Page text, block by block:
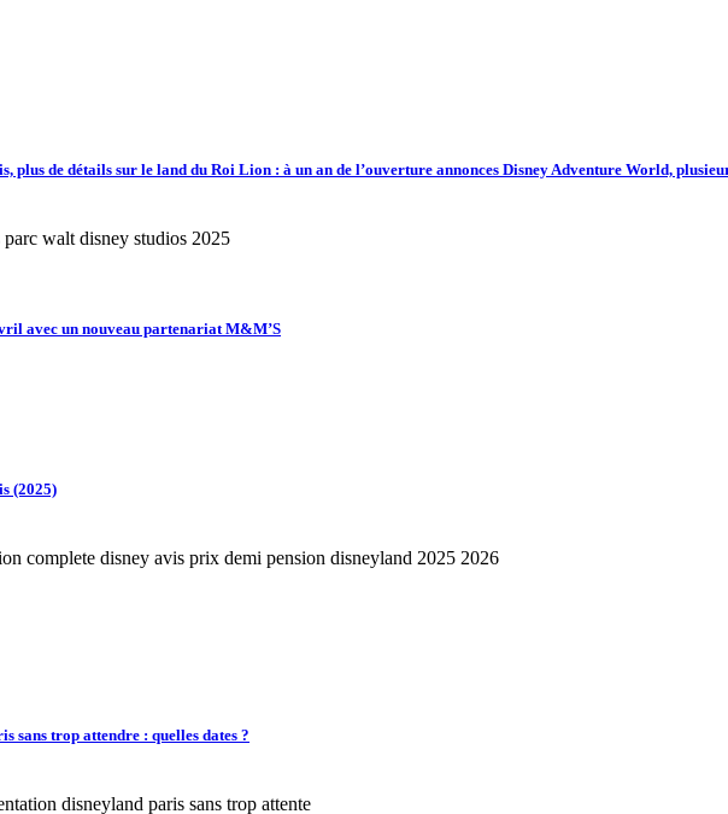
plus de détails sur le land du Roi Lion : à un an de l’ouverture annonces Disney Adventure World,
avec un nouveau partenariat M&M’S
(2025)
sans trop attendre : quelles dates ?